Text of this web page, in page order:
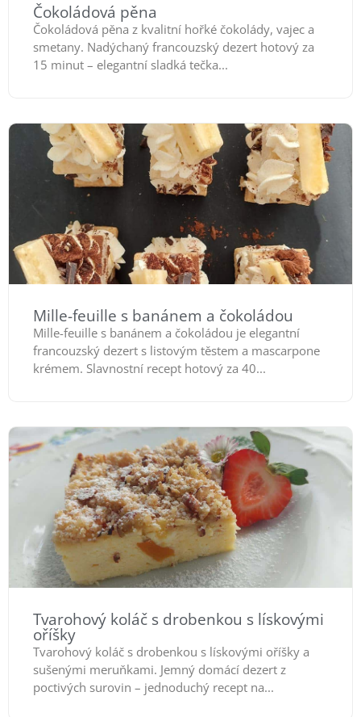
Čokoládová pěna
Čokoládová pěna z kvalitní hořké čokolády, vajec a
smetany. Nadýchaný francouzský dezert hotový za
15 minut – elegantní sladká tečka...
Mille-feuille s banánem a čokoládou
Mille-feuille s banánem a čokoládou je elegantní
francouzský dezert s listovým těstem a mascarpone
krémem. Slavnostní recept hotový za 40...
Tvarohový koláč s drobenkou s lískovými
oříšky
Tvarohový koláč s drobenkou s lískovými oříšky a
sušenými meruňkami. Jemný domácí dezert z
poctivých surovin – jednoduchý recept na...